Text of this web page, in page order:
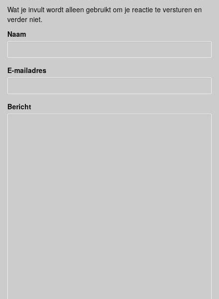
Wat je invult wordt alleen gebruikt om je reactie te versturen en
verder niet.
Naam
E-mailadres
Bericht